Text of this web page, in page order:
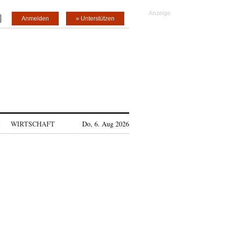
» Unterstützen
Anmelden
WIRTSCHAFT Do, 6. Aug 2026